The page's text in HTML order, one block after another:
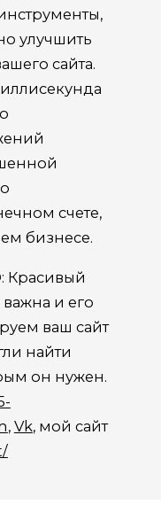
улучшить
сайта.
счете,
бизнесе.
Красивый
и его
ваш сайт
найти
он нужен.
, Vk, мой сайт